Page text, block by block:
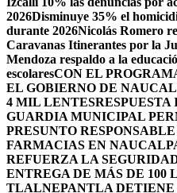
2026Disminuye 35% el
durante 2026Nicolás Romero
Caravanas Itinerantes por la
Mendoza respaldo a la
escolaresCON EL
EL GOBIERNO DE
4 MIL LENTES
GUARDIA MUNICIPAL
PRESUNTO
FARMACIAS EN
REFUERZA LA
ENTREGA DE MÁS DE 100
TLALNEPANTLA DETIENE